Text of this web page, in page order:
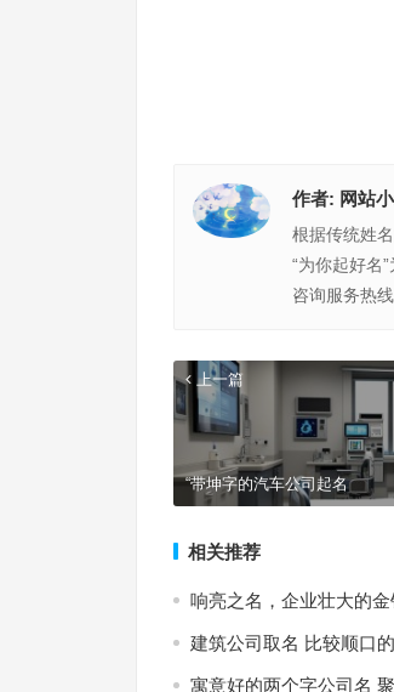
作者: 网站
根据传统姓
“为你起好名
咨询服务热
上一篇
“带坤字的汽车公司起名
相关推荐
响亮之名，企业壮大的
建筑公司取名 比较顺口
寓意好的两个字公司名